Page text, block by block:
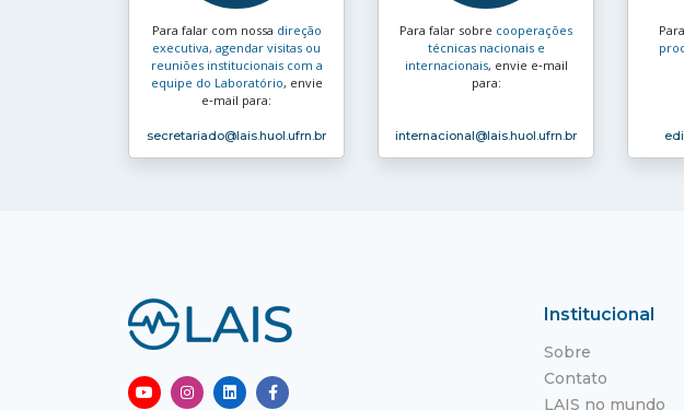
Para falar com nossa direção
executiva, agendar visitas ou
reuniões institucionais com a
equipe do Laboratório, envie
e‑mail para:
secretariado@lais.huol.ufrn.br
Para falar sobre cooperações
técnicas nacionais e
internacionais, envie e‑mail
para:
internacional@lais.huol.ufrn.br
Institucional
Sobre
Contato
LAIS no mundo